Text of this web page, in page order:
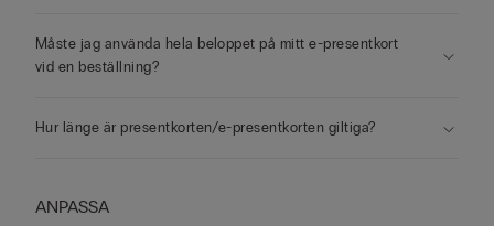
Måste jag använda hela beloppet på mitt e-presentkort
vid en beställning?
Hur länge är presentkorten/e-presentkorten giltiga?
ANPASSA